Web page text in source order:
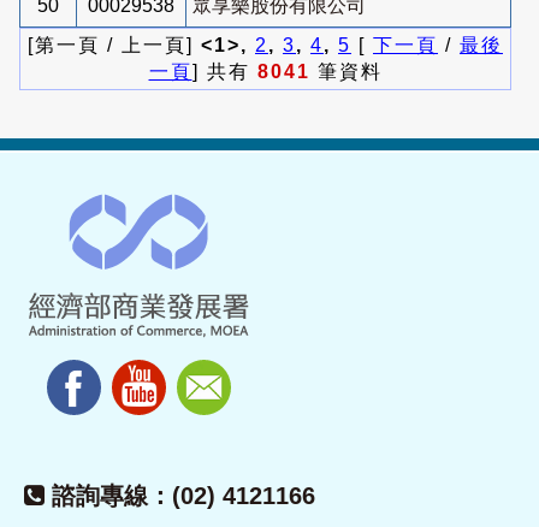
50 00029538
眾享樂股份有限公司
[第一頁 / 上一頁] <1>, 2 , 3, 4, 5 [ 下一頁 / 最後
一頁] 共有 8041 筆資料
諮詢專線：(02) 4121166